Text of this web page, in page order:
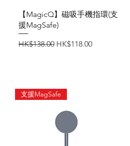
快速瀏覽
【MagicQ】磁吸手機指環(支
援MagSafe)
一般價格
HK$138.00 促銷價格
HK$118.00
支援MagSafe